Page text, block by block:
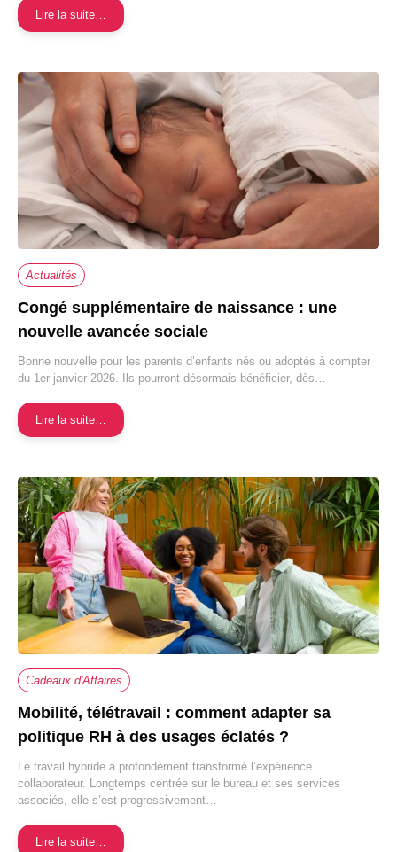
Lire la suite…
Actualités
Congé supplémentaire de naissance : une
nouvelle avancée sociale
Bonne nouvelle pour les parents d’enfants nés ou adoptés à compter
du 1er janvier 2026. Ils pourront désormais bénéficier, dès…
Lire la suite…
Cadeaux d'Affaires
Mobilité, télétravail : comment adapter sa
politique RH à des usages éclatés ?
Le travail hybride a profondément transformé l’expérience
collaborateur. Longtemps centrée sur le bureau et ses services
associés, elle s’est progressivement…
Lire la suite…